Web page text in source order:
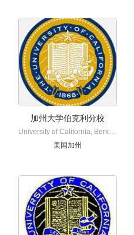
加州大学伯克利分校
University of California, Berkeley
美国加州